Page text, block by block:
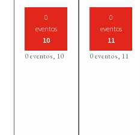
0
eventos
10
0 eventos, 10
0
eventos
11
0 eventos, 11